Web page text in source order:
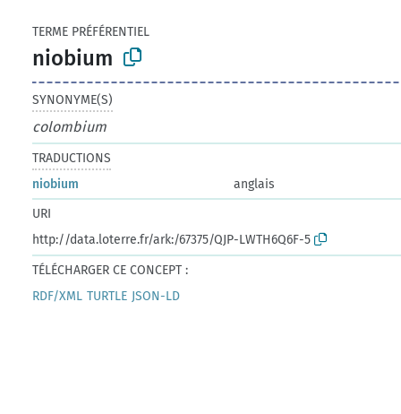
TERME PRÉFÉRENTIEL
niobium
SYNONYME(S)
colombium
TRADUCTIONS
niobium
anglais
URI
http://data.loterre.fr/ark:/67375/QJP-LWTH6Q6F-5
TÉLÉCHARGER CE CONCEPT :
RDF/XML TURTLE JSON-LD